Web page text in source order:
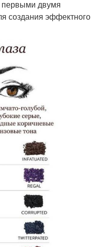
первыми двумя
создания эффектного